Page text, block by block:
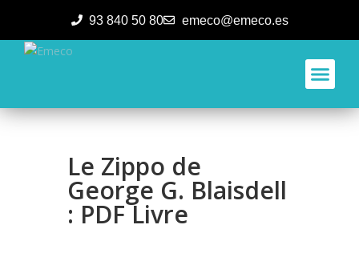
93 840 50 80 emeco@emeco.es
Le Zippo de
George G. Blaisdell
: PDF Livre